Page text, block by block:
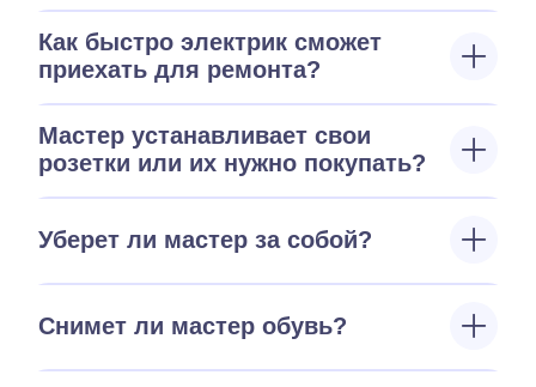
Как быстро электрик сможет
приехать для ремонта?
Мастер устанавливает свои
розетки или их нужно покупать?
Уберет ли мастер за собой?
Снимет ли мастер обувь?